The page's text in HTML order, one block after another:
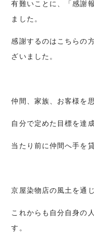
有難いことに、「感謝
ました。
感謝するのはこちらの
ざいました。
仲間、家族、お客様を
自分で定めた目標を達
当たり前に仲間へ手を
京屋染物店の風土を通じ
これからも自分自身の
す。